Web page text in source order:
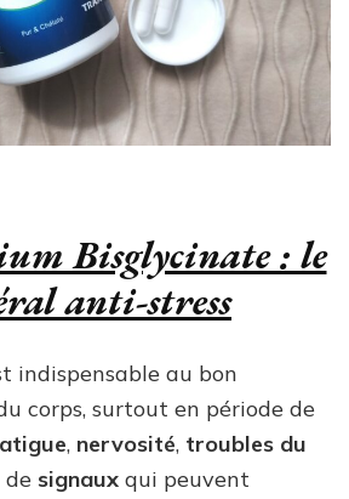
Bisglycinate : le
anti-stress
indispensable au bon
corps, surtout en période de
, nervosité, troubles du
signaux qui peuvent